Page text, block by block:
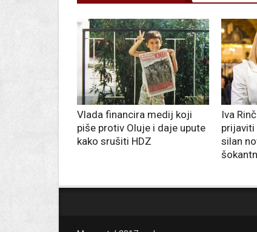
Vlada financira medij koji
piše protiv Oluje i daje upute
kako srušiti HDZ
Iva
prijaviti
silan